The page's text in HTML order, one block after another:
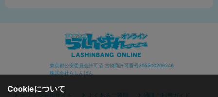
東京都公安委員会許可済 古物商許可番号305500206246
株式会社らしんばん
オフィシャルサイト よくあるご質問 通販ご利用ガイド
Cookieについて